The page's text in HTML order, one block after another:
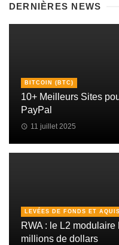
DERNIÈRES NEWS
BITCOIN (BTC)
10+ Meilleurs Sites
PayPal
11 juillet 2025
LEVÉES DE FONDS ET
RWA : le L2
millions de dollars